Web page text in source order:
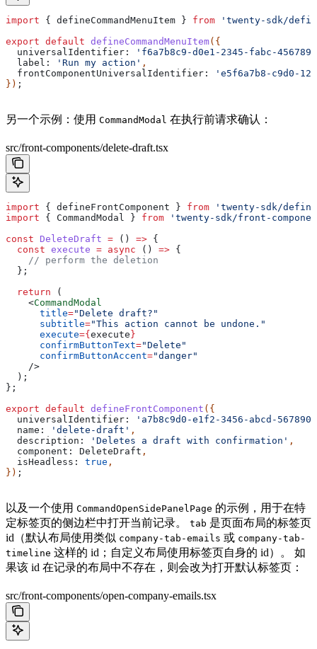
import { defineCommandMenuItem } from 'twenty-sdk/
export default defineCommandMenuItem({
  universalIdentifier:
'f6a7b8c9-d0e1-2345-fabc-
  label:
'Run my action' ,
  frontComponentUniversalIdentifier:
'e5f6a7b8-c9d0-
}) ;
另一个示例：使用 CommandModal 在执行前请求确认：
src/front-components/delete-draft.tsx
import { defineFrontComponent } from 'twenty-sdk/
import { CommandModal } from 'twenty-sdk/front-
const DeleteDraft = () => {
  const
execute = async () => {
    // perform the deletion
  };
  return
(
    <
CommandModal
      title
="Delete draft?"
      subtitle
="This action cannot be undone."
      execute
={ execute }
      confirmButtonText
="Delete"
      confirmButtonAccent
="danger"
    />
  );
};
export default defineFrontComponent ({
  universalIdentifier:
'a7b8c9d0-e1f2-3456-abcd-
  name:
'delete-draft' ,
  description:
'Deletes a draft with confirmation' ,
  component:
DeleteDraft ,
  isHeadless:
true ,
}) ;
以及一个使用 CommandOpenSidePanelPage 的示例，用于在特
定标签页的侧边栏中打开当前记录。 tab 是页面布局的标签页
id（默认布局使用类似 company-tab-emails 或 company-tab-
timeline 这样的 id；自定义布局使用标签页自身的 id）。 如
果该 id 在记录的布局中不存在，则会改为打开默认标签页：
src/front-components/open-company-emails.tsx